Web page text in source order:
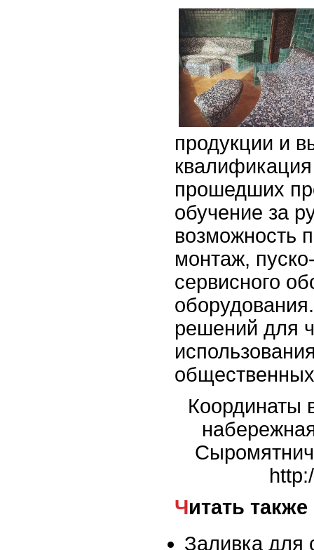
продукции и
прошедших
обучение за
возможность
монтаж,
сервисного
решений для
Координаты
Читать также
Заливка для